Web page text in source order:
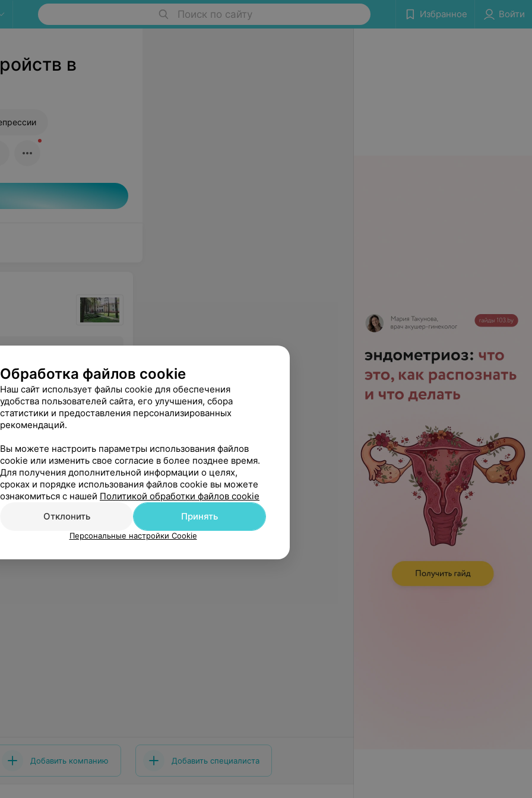
Поиск по сайту Избранное Войти
в
Все цены
Чудесная природа, а когда откроют бассейн, то это вообще будет супер.
Добавить компанию Добавить специалиста
Обработка файлов cookie
Наш сайт использует файлы cookie для обеспечения
удобства пользователей сайта, его улучшения, сбора
статистики и предоставления персонализированных
рекомендаций.
Вы можете настроить параметры использования файлов
cookie или изменить свое согласие в более позднее время.
Для получения дополнительной информации о целях,
сроках и порядке использования файлов cookie вы можете
ознакомиться с нашей Политикой обработки файлов cookie
Отклонить
Принять
Персональные настройки Cookie